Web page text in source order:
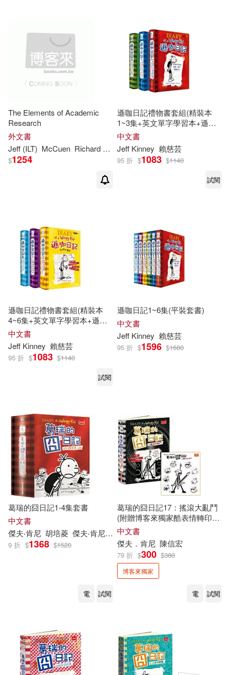
The Elements of Academic
Research
外文書
Jeff (ILT) McCuen Richard H. (EDT)/ Kinney
$1254
遜咖日記禮物書套組(精裝本
1~3集+英文單字學習本+遜咖
日記鉛筆組)
中文書
Jeff Kinney 賴慈芸
95 折 $1083 $1140
試閱
遜咖日記禮物書套組(精裝本
4~6集+英文單字學習本+遜咖
日記鉛筆組)
中文書
Jeff Kinney 賴慈芸
95 折 $1083 $1140
試閱
遜咖日記1~6集(平裝套書)
中文書
Jeff Kinney 賴慈芸
95 折 $1596 $1680
葛瑞的囧日記1-4集套書
中文書
傑夫‧肯尼 胡培菱 傑夫‧肯尼 JeffKinney
9 折 $1368 $1520
電 試閱
葛瑞的囧日記17：搖滾大亂鬥
(附贈博客來獨家酷表情轉印貼
紙)
中文書
傑夫．肯尼 陳信宏
79 折 $300 $380
博客來獨家
電 試閱